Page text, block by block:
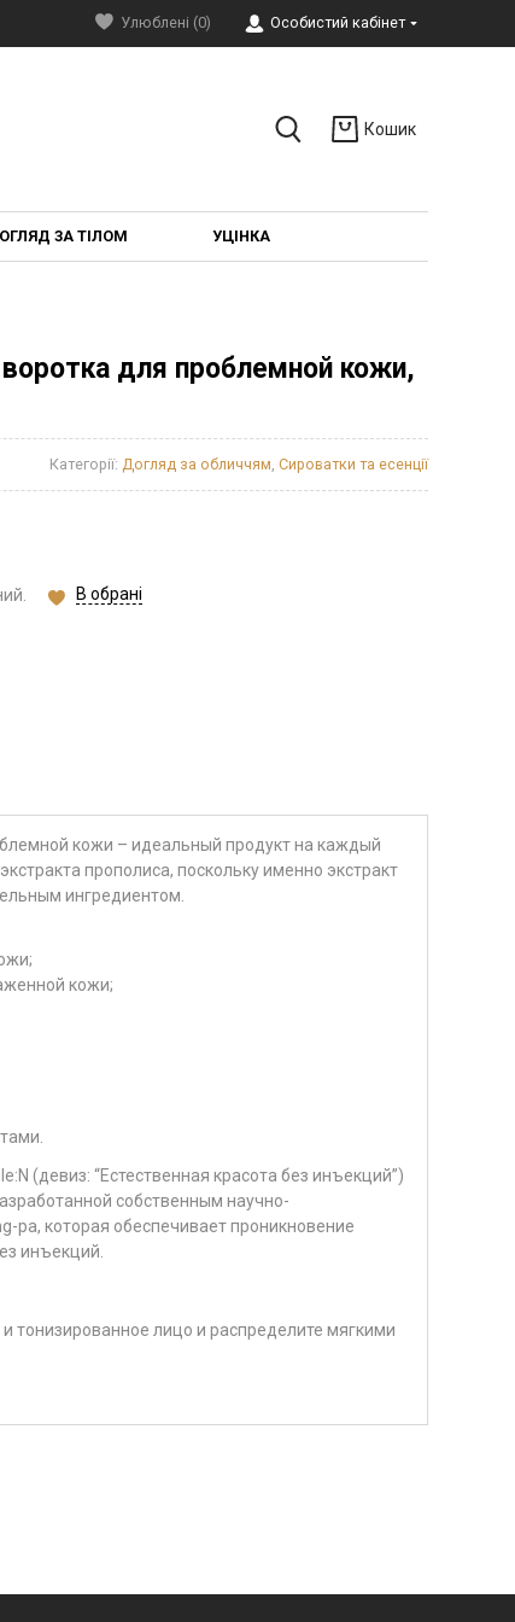
Улюблені (0) Особистий кабінет
Кошик
ЗА ТІЛОМ УЦІНКА
для проблемной кожи,
Категорії: Догляд за обличчям Сироватки та есенції
В обрані
кожи – идеальный продукт на каждый
прополиса, поскольку именно экстракт
ингредиентом.
кожи;
(девиз: “Естественная красота без инъекций”)
собственным научно-
pa, которая обеспечивает проникновение
инъекций.
тонизированное лицо и распределите мягкими